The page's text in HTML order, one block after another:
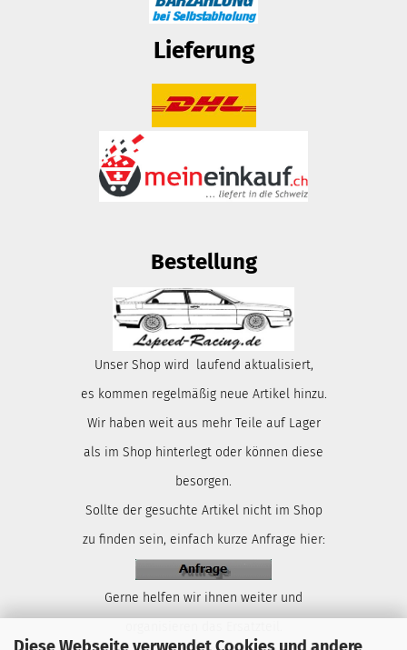
Diese Webseite verwendet Cookies und andere
Lieferung
Bestellung
Unser Shop wird laufend aktualisiert,
es kommen regelmäßig neue Artikel hinzu.
Wir haben weit aus mehr Teile auf Lager
als im Shop hinterlegt oder können diese
besorgen.
Sollte der gesuchte Artikel nicht im Shop
zu finden sein, einfach kurze Anfrage hier:
Gerne helfen wir ihnen weiter und